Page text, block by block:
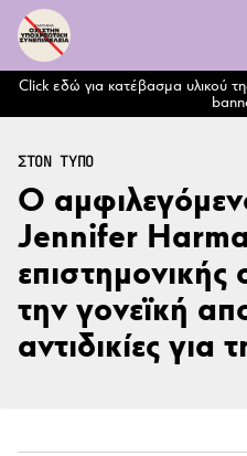
Μετάβαση στο περιεχόμενο
Click εδώ για κατέβασμα υλικού
ΣΤΟΝ ΤΥΠΟ
Ο
Jennifer
την γονεϊκή
αντιδικίες για